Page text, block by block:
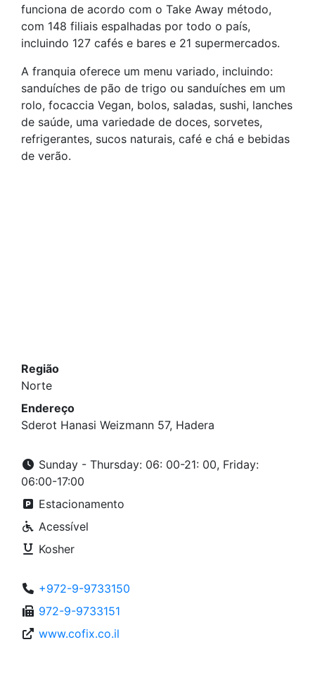
funciona de acordo com o Take Away método,
com 148 filiais espalhadas por todo o país,
incluindo 127 cafés e bares e 21 supermercados.
A franquia oferece um menu variado, incluindo:
sanduíches de pão de trigo ou sanduíches em um
rolo, focaccia Vegan, bolos, saladas, sushi, lanches
de saúde, uma variedade de doces, sorvetes,
refrigerantes, sucos naturais, café e chá e bebidas
de verão.
Região
Norte
Endereço
Sderot Hanasi Weizmann 57, Hadera
Sunday - Thursday: 06: 00-21: 00, Friday:
06:00-17:00
Estacionamento
Acessível
Kosher
+972-9-9733150
972-9-9733151
www.cofix.co.il